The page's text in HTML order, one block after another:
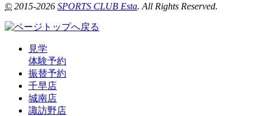
© 2015-2026 SPORTS CLUB Esta. All Rights Reserved.
見学
体験予約
振替予約
千早店
城南店
諏訪野店